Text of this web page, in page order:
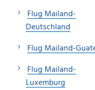
Flug Mailand-
Deutschland
Flug Mailand-
Flug Mailand-
Luxemburg